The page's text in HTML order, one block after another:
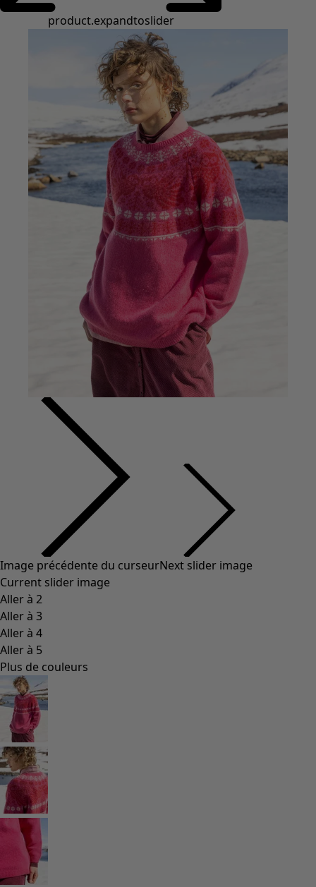
Styles de vétements
Robes de style hippie
Vêtements hippies
Une mode scandinave
Superpositions
À rayures
Des carreaux à foison
Vêtements bohèmes
Des vêtements pour les soirées fraîches
Vêtements à motif
Coton biologique
Maillots de bain et vêtements de plage
Vêtements de fête
Collections
Dans l'univers du kimono
Monsoon
Étendues champêtres
Coimbatore
Les classiques de Gudrun
Des tournesols pour le HCR